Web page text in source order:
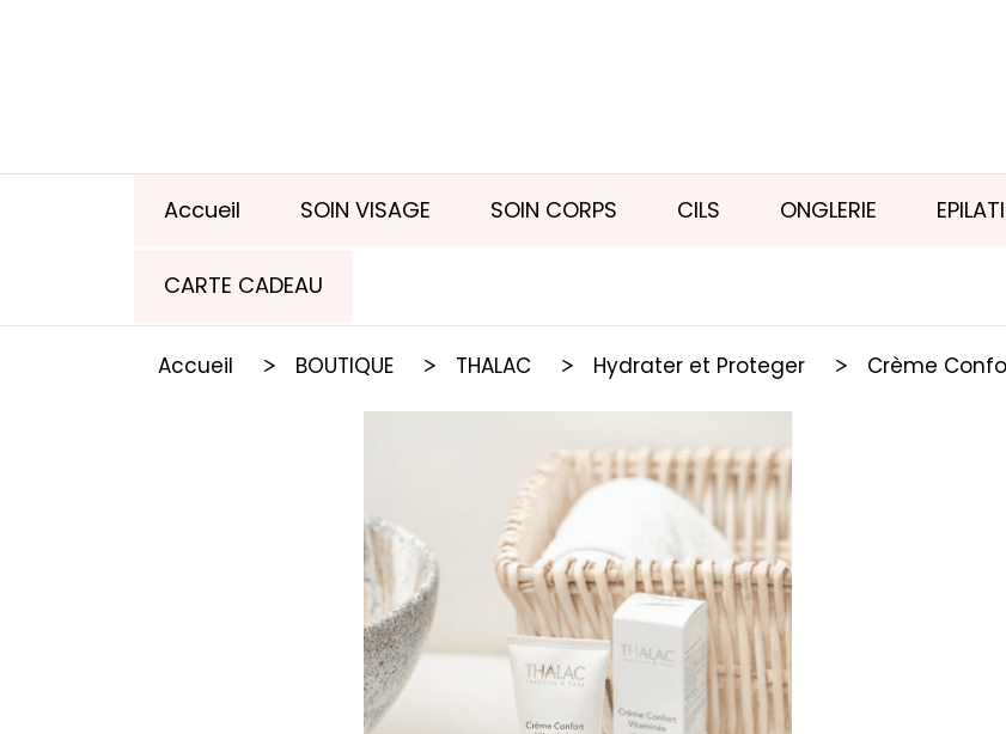
Accueil SOIN VISAGE SOIN CORPS CILS ONGLERIE
CARTE CADEAU
Accueil BOUTIQUE THALAC Hydrater et Proteger Crème